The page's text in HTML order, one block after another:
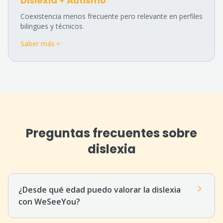
Coexistencia menos frecuente pero relevante en perfiles
bilingües y técnicos.
Saber más
Preguntas frecuentes sobre
dislexia
¿Desde qué edad puedo valorar la dislexia
con WeSeeYou?